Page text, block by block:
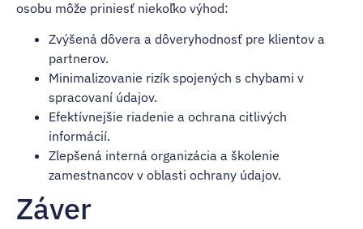
osobu môže priniesť niekoľko výhod:
Zvýšená dôvera a dôveryhodnosť pre klientov a
partnerov.
Minimalizovanie rizík spojených s chybami v
spracovaní údajov.
Efektívnejšie riadenie a ochrana citlivých
informácií.
Zlepšená interná organizácia a školenie
zamestnancov v oblasti ochrany údajov.
Záver